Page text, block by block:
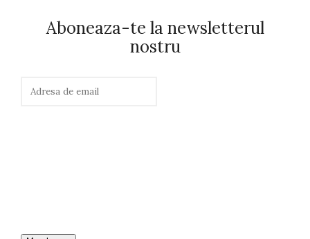
Aboneaza-te la newsletterul
nostru